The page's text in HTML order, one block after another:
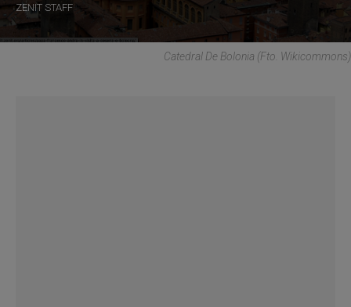
ZENIT STAFF
Catedral De Bolonia (Fto. Wikicommons)